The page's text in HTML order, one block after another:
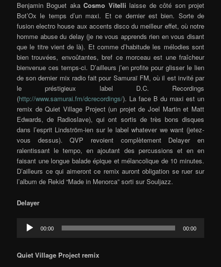
Benjamin Boguet akaCosmo Vitelli laisse de côté son projet
Bot’Ox le temps d’un maxi. Et ce dernier est bien. Sorte de
fusion electro house aux accents disco du meilleur effet, où notre
homme abuse du delay (je ne vous apprends rien en vous disant
que le titre vient de là). Et comme d’habitude les mélodies sont
bien trouvées, envoûtantes, bref ce morceau est une fraîcheur
bienvenue ces temps-ci. D’ailleurs j’en profite pour glisser le lien
de son dernier mix radio fait pour Samuraï FM, où il est invité par
le préstigieux label D.C. Recordings
(http://www.samurai.fm/dcrecordings/). La face B du maxi est un
remix de Quiet Village Project (un projet de Joel Martin et Matt
Edwards, de Radioslave), qui ont sortis de très bons disques
dans l’esprit Lindström-ien sur le label whatever we want (jetez-
vous dessus). QVP revoient complètement Delayer en
ralentissant le tempo, en ajoutant des percussions et en en
faisant une longue balade épique et mélancolique de 10 minutes.
D’ailleurs ce qui aimeront ce remix auront obligation se ruer sur
l’album de Rekid “Made in Menorca” sorti sur Souljazz.
Delayer
Audio
Player
00:00 00:00
Quiet Village Project remix